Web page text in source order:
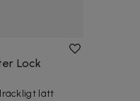
Lock
lätt